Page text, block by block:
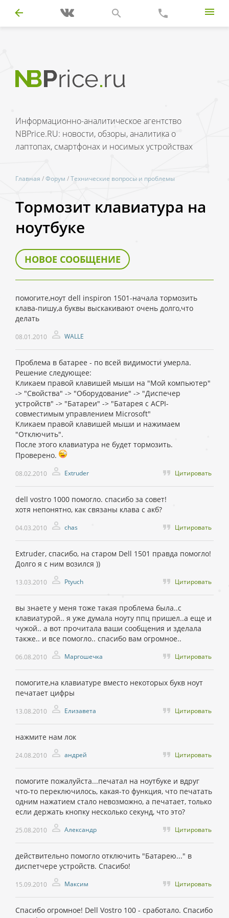
Информационно-аналитическое агентство
NBPrice.RU: новости, обзоры, аналитика о
лаптопах, смартфонах и носимых устройствах
Главная /Форум /Технические вопросы и проблемы
Тормозит клавиатура на
ноутбуке
НОВОЕ СООБЩЕНИЕ
помогите,ноут dell inspiron 1501-начала тормозить
клава-пишу,а буквы выскакивают очень долго,что
делать
08.01.2010 WALLE
Проблема в батарее - по всей видимости умерла.
Решение следующее:
Кликаем правой клавишей мыши на "Мой компьютер"
-> "Свойства" -> "Оборудование" -> "Диспечер
устройств" -> "Батареи" -> "Батарея с ACPI-
совместимым управлением Microsoft"
Кликаем правой клавишей мыши и нажимаем
"Отключить".
После этого клавиатура не будет тормозить.
Проверено.
08.02.2010 Extruder Цитировать
dell vostro 1000 помогло. спасибо за совет!
хотя непонятно, как связаны клава с акб?
04.03.2010 chas Цитировать
Extruder, спасибо, на старом Dell 1501 правда помогло!
Долго я с ним возился ))
13.03.2010 Ptyuch Цитировать
вы знаете у меня тоже такая проблема была..с
клавиатурой.. я уже думала ноуту ппц пришел..а еще и
чужой.. а вот прочитала ваши сообщения и зделала
также.. и все помогло.. спасибо вам огромное..
06.08.2010 Маргошечка Цитировать
помогите,на клавиатуре вместо некоторых букв ноут
печатает цифры
13.08.2010 Елизавета Цитировать
нажмите нам лок
24.08.2010 андрей Цитировать
помогите пожалуйста...печатал на ноутбуке и вдруг
что-то переключилось, какая-то функция, что печатать
одним нажатием стало невозможно, а печатает, только
если держать кнопку несколько секунд, что это?
25.08.2010 Александр Цитировать
действительно помогло отключить "Батарею..." в
диспетчере устройств. Спасибо!
15.09.2010 Максим Цитировать
Спасибо огромное! Dell Vostro 100 - сработало. Спасибо